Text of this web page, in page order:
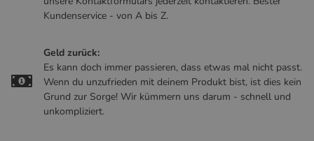
Kundenservice - von A bis Z.
Geld zurück:
Es kann doch immer passieren, dass etwas mal nicht passt.
Wenn du unzufrieden mit deinem Produkt bist, ist dies kein
Grund zur Sorge! Wir kümmern uns darum - schnell und
unkompliziert.